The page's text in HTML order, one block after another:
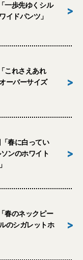
一歩先ゆくシル
イドパンツ」
>
これさえあれ
ーバーサイズ
>
春に白ってい
ンのホワイト
>
春のネックピー
のシガレットホ
>